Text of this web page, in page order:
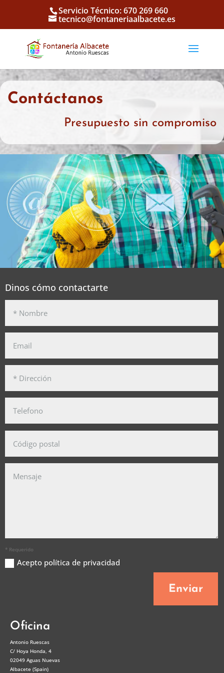
Servicio Técnico: 670 269 660
tecnico@fontaneriaalbacete.es
Contáctanos
Presupuesto sin compromiso
Dinos cómo contactarte
* Requerido
Acepto política de privacidad
Enviar
Oficina
Antonio Ruescas
C/ Hoya Honda, 4
02049 Aguas Nuevas
Albacete (Spain)